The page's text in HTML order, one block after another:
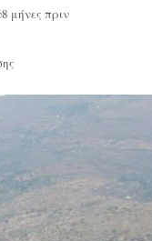
8 μήνες πριν